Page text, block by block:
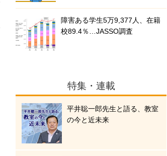
障害ある学生5万9,377人、在籍
校89.4％…JASSO調査
特集・連載
平井聡一郎先生と語る、教室
の今と近未来